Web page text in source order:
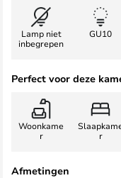
Lamp niet
inbegrepen
GU10
Perfect voor deze
Woonkame
r
r
Afmetingen